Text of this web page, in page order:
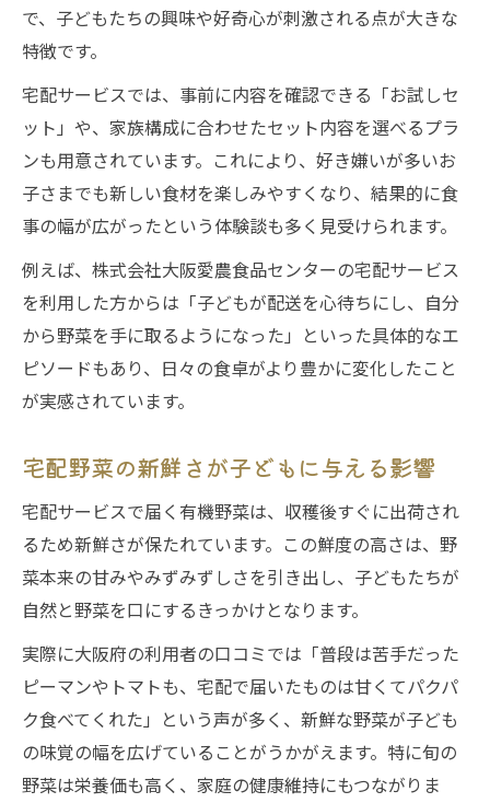
で、子どもたちの興味や好奇心が刺激される点が大きな
特徴です。
宅配サービスでは、事前に内容を確認できる「お試しセ
ット」や、家族構成に合わせたセット内容を選べるプラ
ンも用意されています。これにより、好き嫌いが多いお
子さまでも新しい食材を楽しみやすくなり、結果的に食
事の幅が広がったという体験談も多く見受けられます。
例えば、株式会社大阪愛農食品センターの宅配サービス
を利用した方からは「子どもが配送を心待ちにし、自分
から野菜を手に取るようになった」といった具体的なエ
ピソードもあり、日々の食卓がより豊かに変化したこと
が実感されています。
宅配野菜の新鮮さが子どもに与える影響
宅配サービスで届く有機野菜は、収穫後すぐに出荷され
るため新鮮さが保たれています。この鮮度の高さは、野
菜本来の甘みやみずみずしさを引き出し、子どもたちが
自然と野菜を口にするきっかけとなります。
実際に大阪府の利用者の口コミでは「普段は苦手だった
ピーマンやトマトも、宅配で届いたものは甘くてパクパ
ク食べてくれた」という声が多く、新鮮な野菜が子ども
の味覚の幅を広げていることがうかがえます。特に旬の
野菜は栄養価も高く、家庭の健康維持にもつながりま